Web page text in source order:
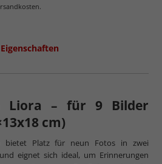
Eigenschaften
Liora – für 9 Bilder
cm)
bietet Platz für neun Fotos in zwei
eignet sich ideal, um Erinnerungen